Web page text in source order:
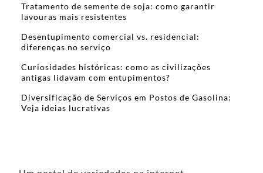
Tratamento de semente de soja: como garantir
lavouras mais resistentes
Desentupimento comercial vs. residencial:
diferenças no serviço
Curiosidades históricas: como as civilizações
antigas lidavam com entupimentos?
Diversificação de Serviços em Postos de Gasolina:
Veja ideias lucrativas